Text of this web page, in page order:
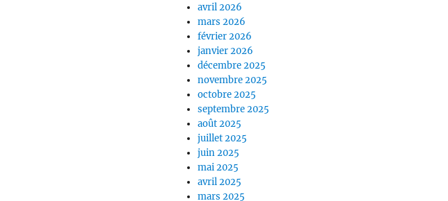
avril 2026
mars 2026
février 2026
janvier 2026
décembre 2025
novembre 2025
octobre 2025
septembre 2025
août 2025
juillet 2025
juin 2025
mai 2025
avril 2025
mars 2025